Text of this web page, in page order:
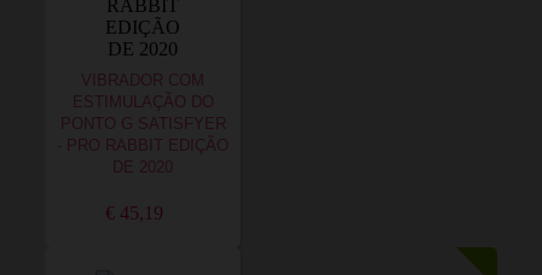
VIBRADOR COM
ESTIMULAÇÃO DO
PONTO G SATISFYER
- PRO RABBIT EDIÇÃO
DE 2020
€ 45,19